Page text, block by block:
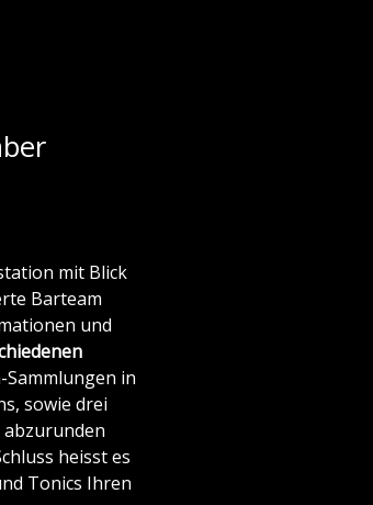
mit Blick
Barteam
und
Sammlungen in
sowie drei
abzurunden
heisst es
Tonics Ihren